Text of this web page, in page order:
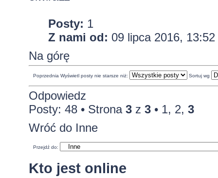
Posty: 1
Z nami od: 09 lipca 2016, 13:52
Na górę
Poprzednia Wyświetl posty nie starsze niż: Sortuj wg
Odpowiedz
Posty: 48 • Strona 3z 3• 1, 2, 3
Wróć do Inne
Przejdź do:
Kto jest online